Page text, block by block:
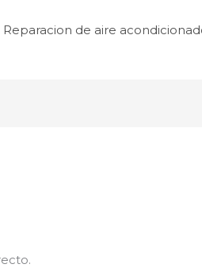
Reparacion de aire